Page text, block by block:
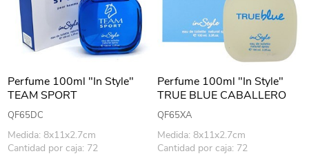
Perfume 100ml "In Style"
TEAM SPORT
QF65DC
Medida: 8x11x2.7cm
Cantidad por caja: 72
Perfume 100ml "In Style"
TRUE BLUE CABALLERO
QF65XA
Medida: 8x11x2.7cm
Cantidad por caja: 72